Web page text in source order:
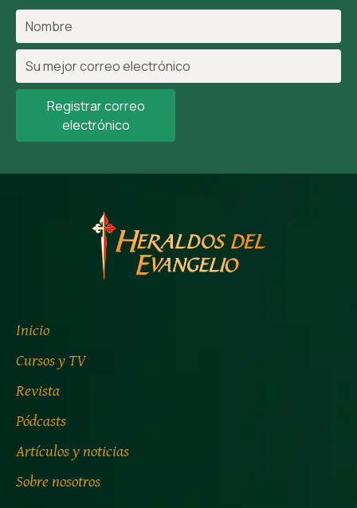
Registrar correo
electrónico
Inicio
Cursos y TV
Revista
Pódcasts
Artículos y noticias
Sobre nosotros